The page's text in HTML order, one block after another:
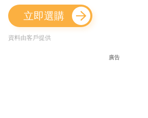
立即選購
資料由客戶提供
廣告